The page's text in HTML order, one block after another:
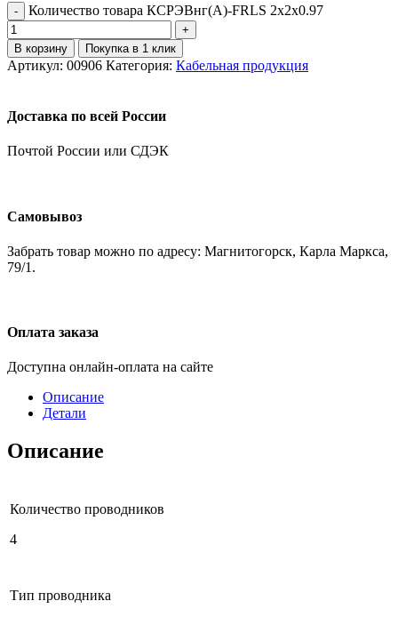
Количество товара КСРЭВнг(А)-FRLS 2х2х0.97
В корзину Покупка в 1 клик
Артикул: 00906 Категория: Кабельная продукция
Доставка по всей России
Почтой России или СДЭК
Самовывоз
Забрать товар можно по адресу: Магнитогорск, Карла Маркса,
79/1.
Оплата заказа
Доступна онлайн-оплата на сайте
Описание
Детали
Описание
Количество проводников
4
Тип проводника